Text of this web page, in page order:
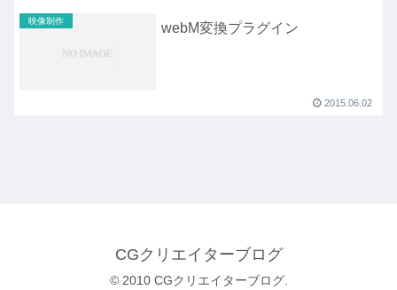
映像制作 webM変換プラグイン
2015.06.02
CGクリエイターブログ
© 2010 CGクリエイターブログ.